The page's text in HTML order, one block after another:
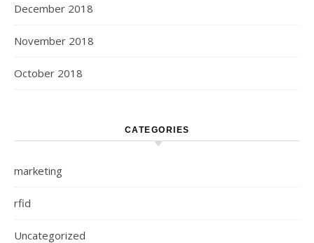
December 2018
November 2018
October 2018
CATEGORIES
marketing
rfid
Uncategorized